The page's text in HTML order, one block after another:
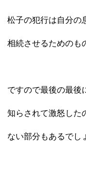
松子の犯行は自分の
相続させるためのも
ですので最後の最後
知らされて激怒した
ない部分もあるでし